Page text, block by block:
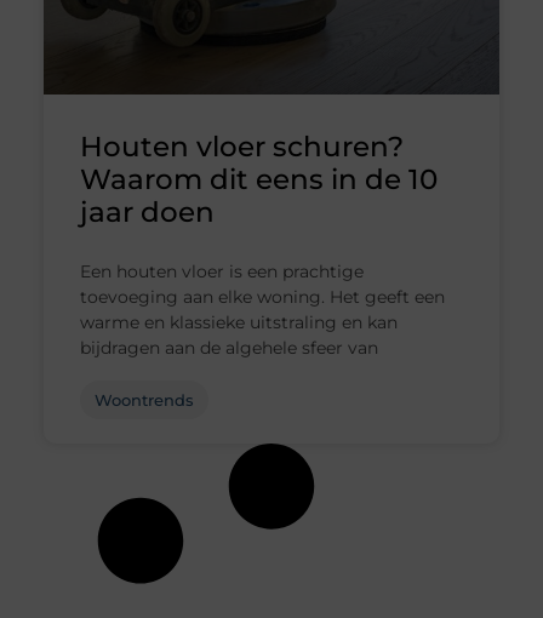
Houten vloer schuren?
Waarom dit eens in de 10
jaar doen
Een houten vloer is een prachtige
toevoeging aan elke woning. Het geeft een
warme en klassieke uitstraling en kan
bijdragen aan de algehele sfeer van
Woontrends